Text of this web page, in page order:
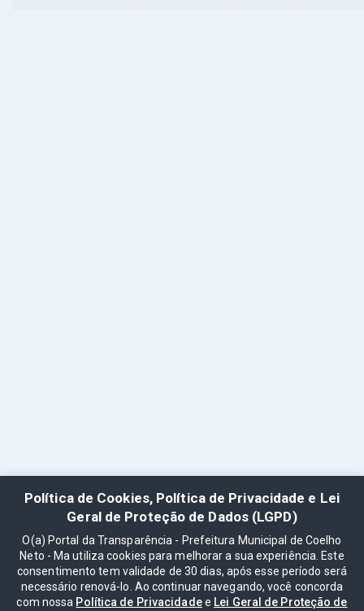
Política de Cookies, Política de Privacidade e Lei
Geral de Proteção de Dados (LGPD)
O(a) Portal da Transparência - Prefeitura Municipal de Coelho
Neto - Ma utiliza cookies para melhorar a sua experiência. Este
consentimento tem validade de 30 dias, após esse período será
necessário renová-lo. Ao continuar navegando, você concorda
com nossa Política de Privacidadee Lei Geral de Proteção de